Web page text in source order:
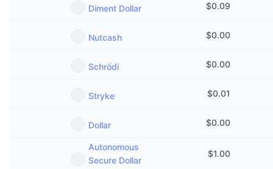
Diment Dollar $0.09
Nutcash $0.00
Schrödi $0.00
Stryke $0.01
Dollar $0.00
Autonomous
Secure Dollar
$1.00